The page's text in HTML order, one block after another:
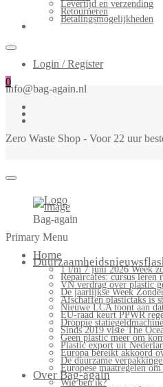
Levertijd en verzending
Retourneren
Betalingsmogelijkheden
Login / Register
0
info@bag-again.nl
Zero Waste Shop - Voor 22 uur
Bag-again
Primary Menu
Home
1 t/m 7 juni 2026 Week
Repaircafés: cursus leren
VN verdrag over plastic
De jaarlijkse Week
Afschaffen plastictaks is
Nieuwe LCA toont aan
EU-raad keurt PPWR
Droppie
Sinds 2019 viste The
Geen plastic meer om
Plastic export uit
Europa bereikt akkoord
De duurzame
Europese maatregelen
Over Bag-again
Wie ben ik?